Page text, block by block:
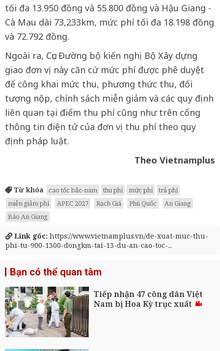
tối đa 13.950 đồng và 55.800 đồng và Hậu Giang -
Cà Mau dài 73,233km, mức phí tối đa 18.198 đồng
và 72.792 đồng.
Ngoài ra, Cục Đường bộ kiến nghị Bộ Xây dựng
giao đơn vị này căn cứ mức phí được phê duyệt
để công khai mức thu, phương thức thu, đối
tượng nộp, chính sách miễn giảm và các quy định
liên quan tại điểm thu phí cũng như trên cổng
thông tin điện tử của đơn vị thu phí theo quy
định pháp luật.
Theo Vietnamplus
Từ khóa cao tốc bắc-nam thu phí mức phí
trả phí
miễn giảm phí
APEC 2027 Rạch Giá Phú Quốc
An Giang
Báo An Giang
Link gốc: https://www.vietnamplus.vn/de-xuat-muc-thu-
phi-tu-900-1300-dongkm-tai-13-du-an-cao-toc-...
Bạn có thể quan tâm
Tiếp nhận 47 công dân Việt
Nam bị Hoa Kỳ trục xuất